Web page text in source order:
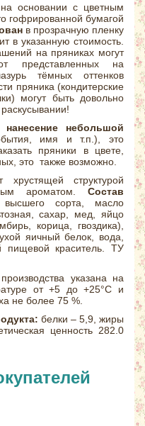
основании с цветным
гофрированной бумагой
в прозрачную пленку
в указанную стоимость.
на пряниках могут
представленных на
тёмных оттенков
пряника (кондитерские
могут быть довольно
нанесение небольшой
имя и т.п.), это
пряники в цвете,
это также возможно.
структурой
ароматом.
Состав
сорта, масло
сахар, мед, яйцо
корица, гвоздика),
яичный белок, вода,
пищевой краситель. ТУ
указана на
от +5 до +25°С и
не более 75 %.
белки – 5,9, жиры
ценность 282.0